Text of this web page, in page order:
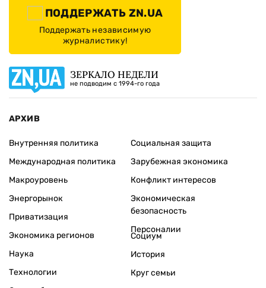
ПОДДЕРЖАТЬ ZN.UA
Поддержать независимую
журналистику!
ЗЕРКАЛО НЕДЕЛИ
не подводим с 1994-го года
АРХИВ
Внутренняя политика
Международная политика
Макроуровень
Энергорынок
Приватизация
Экономика регионов
Социальная защита
Зарубежная экономика
Конфликт интересов
Экономическая
безопасность
Персоналии
Наука
Технологии
Социум
История
Круг семьи